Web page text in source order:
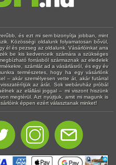
és ezt mi sem bizonyítja jobban, mint
Közösségi oldalunk folyamatosan bővül,
él és pezseg az oldalunk. Vásárlóinkat arra
be kis kedvenceik számára a szükséges
forrásból származnak az eledelek
számlát ad a vásárlásról, és egy év
természetes, hogy ha egy vásárlónk
– akár személyesen vette át, akár futárral
az árát. Sok webáruház próbál
az elállási joggal – mi viszont hiszünk
megtérül. Azt nyújtjuk, amit mi magunk is
éppen ezért választanak minket!